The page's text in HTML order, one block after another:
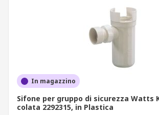
In magazzino
Sifone per gruppo di sicurezza Watts
colata 2292315, in Plastica